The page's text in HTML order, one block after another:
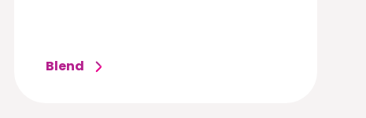
Blend